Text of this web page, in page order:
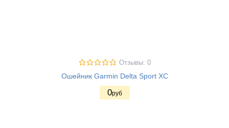
Отзывы: 0
Ошейник Garmin Delta Sport XC
0руб